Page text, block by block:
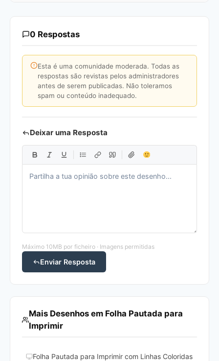
0 Respostas
Esta é uma comunidade moderada. Todas as
respostas são revistas pelos administradores
antes de serem publicadas. Não toleramos
spam ou conteúdo inadequado.
Deixar uma Resposta
Máximo 10MB por ficheiro · Imagens permitidas
Enviar Resposta
Mais Desenhos em Folha Pautada para
Imprimir
Folha Pautada para Imprimir com Linhas Coloridas